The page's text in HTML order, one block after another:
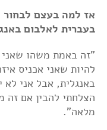
אז למה בעצם
בעברית לאלבום
"זה באמת משהו שאני
להיות שאני אכניס
באנגלית, אבל אני
הצלחתי להבין אם זה
מלאה".